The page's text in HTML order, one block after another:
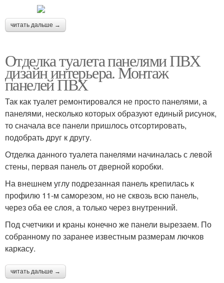
читать дальше →
Отделка туалета панелями ПВХ
дизайн интерьера. Монтаж
панелей ПВХ
Так как туалет ремонтировался не просто панелями, а
панелями, несколько которых образуют единый рисунок,
то сначала все панели пришлось отсортировать,
подобрать друг к другу.
Отделка данного туалета панелями начиналась с левой
стены, первая панель от дверной коробки.
На внешнем углу подрезанная панель крепилась к
профилю 11-м саморезом, но не сквозь всю панель,
через оба ее слоя, а только через внутренний.
Под счетчики и краны конечно же панели вырезаем. По
собранному по заранее известным размерам лючков
каркасу.
читать дальше →